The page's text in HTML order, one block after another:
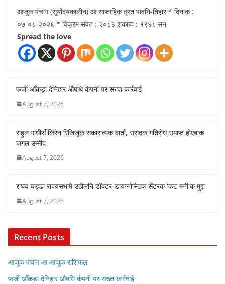
आजुक पंचांग (सूर्योदयकालीन) आ साप्ताहिक व्रत पावनि-तिहार * दिनांक :
०७-०८-२०२६ * विक्रम संवत : २०८३ शकाब्द : १९४८ सन्
Spread the love
फर्जी आँकड़ा देनिहार औषधि कंपनी पर सख्त कार्रवाई
August 7, 2026
राहुल गांधीसँ किरेन रिजिजूक सकारात्मक वार्ता, संसदक गतिरोध समाप्त होएबाक
जगल उम्मीद
August 7, 2026
राघव चड्ढा राज्यसभामे उठौलनि डॉक्टर-डायग्नोस्टिक सेंटरक ‘कट मनी’क मुद्दा
August 7, 2026
Recent Posts
आजुक पंचांग आ आजुक राशिफल
फर्जी आँकड़ा देनिहार औषधि कंपनी पर सख्त कार्रवाई